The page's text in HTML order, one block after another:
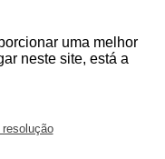
uma melhor
neste site, está a